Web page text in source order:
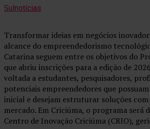
Sulnotícias
Transformar ideias em negócios
alcance do empreendedorismo
Catarina seguem entre os objetivos do
que abriu inscrições para a edição de
voltada a estudantes, pesquisadores,
potenciais empreendedores que
inicial e desejam estruturar soluções
mercado. Em Criciúma, o programa será
Centro de Inovação Criciúma (CRIO),